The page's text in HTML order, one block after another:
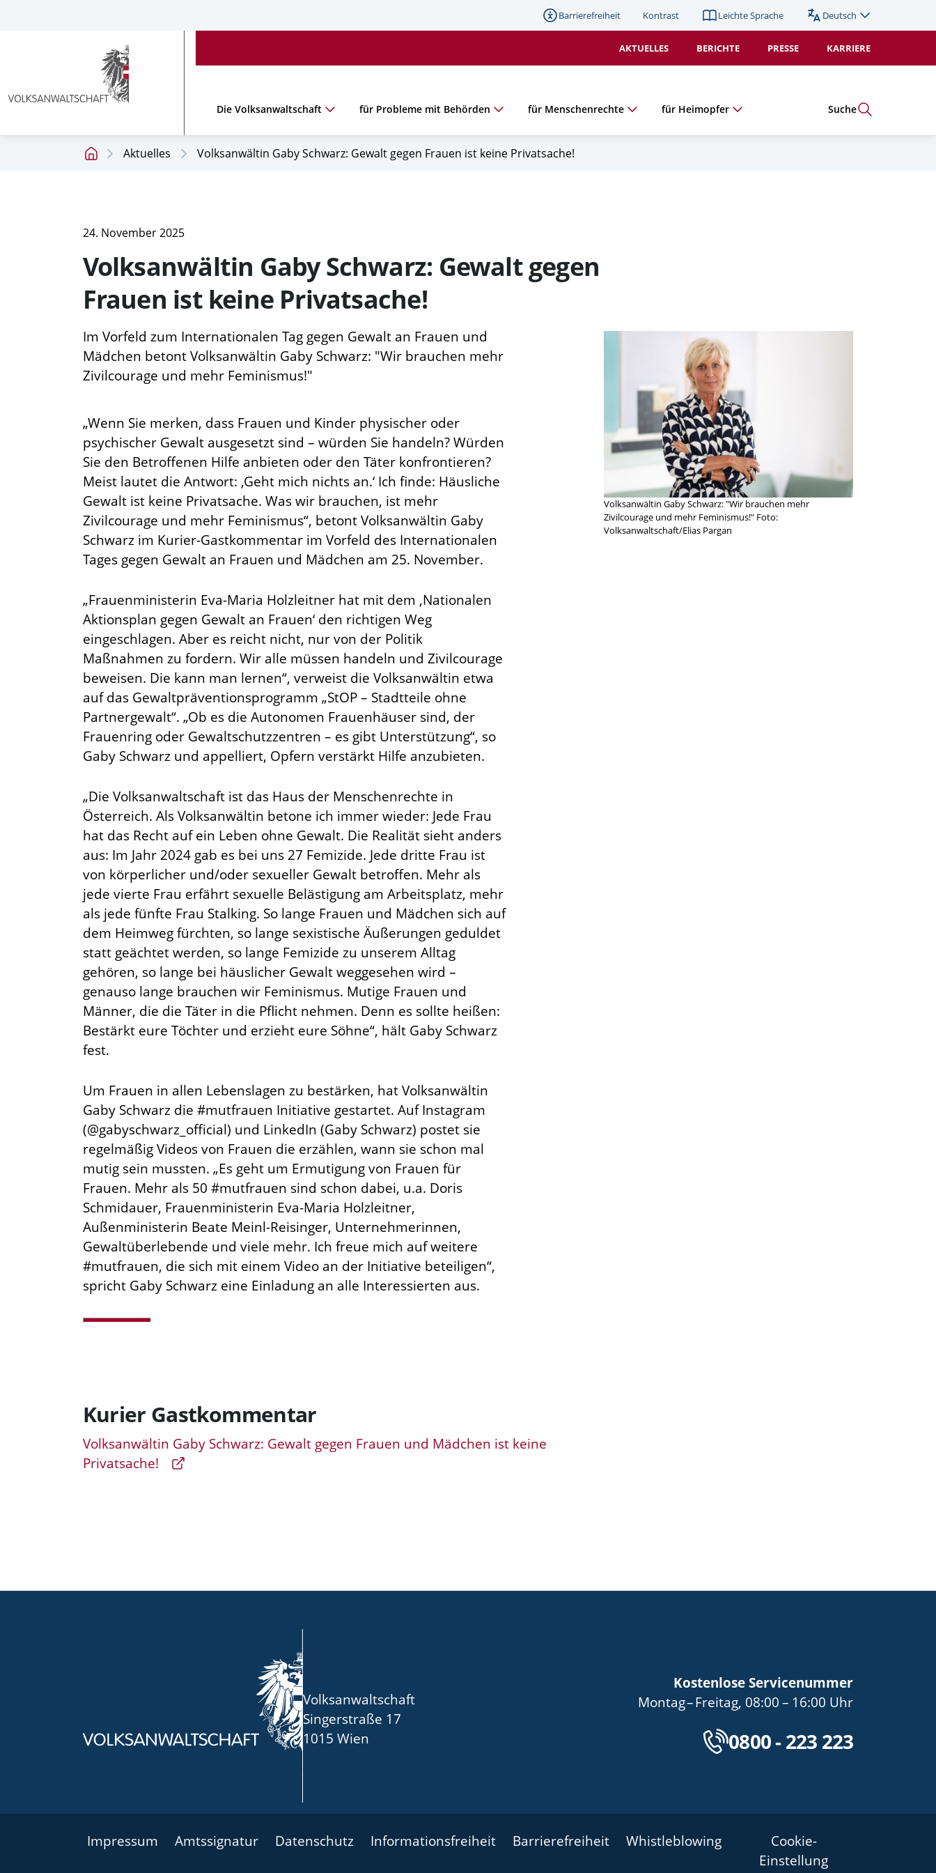
Barrierefreiheit Kontrast Leichte Sprache
Sprache
(Duplikat).
Aktiv:
Deutsch
zur
AKTUELLES BERICHTE PRESSE KARRIERE
Die Volksanwaltschaft für Probleme mit Behörden für Menschenrechte für Heimopfer Suche
StartseiteAktuelles Volksanwältin Gaby Schwarz: Gewalt gegen Frauen ist keine Privatsache!
24. November 2025
Volksanwältin Gaby Schwarz: Gewalt gegen
Frauen ist keine Privatsache!
Im Vorfeld zum Internationalen Tag gegen Gewalt an Frauen und
Mädchen betont Volksanwältin Gaby Schwarz: "Wir brauchen mehr
Zivilcourage und mehr Feminismus!"
„Wenn Sie merken, dass Frauen und Kinder physischer oder
psychischer Gewalt ausgesetzt sind – würden Sie handeln? Würden
Sie den Betroffenen Hilfe anbieten oder den Täter konfrontieren?
Meist lautet die Antwort: ‚Geht mich nichts an.‘ Ich finde: Häusliche
Gewalt ist keine Privatsache. Was wir brauchen, ist mehr
Zivilcourage und mehr Feminismus“, betont Volksanwältin Gaby
Schwarz im Kurier-Gastkommentar im Vorfeld des Internationalen
Tages gegen Gewalt an Frauen und Mädchen am 25. November.
„Frauenministerin Eva-Maria Holzleitner hat mit dem ‚Nationalen
Aktionsplan gegen Gewalt an Frauen‘ den richtigen Weg
eingeschlagen. Aber es reicht nicht, nur von der Politik
Maßnahmen zu fordern. Wir alle müssen handeln und Zivilcourage
beweisen. Die kann man lernen“, verweist die Volksanwältin etwa
auf das Gewaltpräventionsprogramm „StOP – Stadtteile ohne
Partnergewalt“. „Ob es die Autonomen Frauenhäuser sind, der
Frauenring oder Gewaltschutzzentren – es gibt Unterstützung“, so
Gaby Schwarz und appelliert, Opfern verstärkt Hilfe anzubieten.
„Die Volksanwaltschaft ist das Haus der Menschenrechte in
Österreich. Als Volksanwältin betone ich immer wieder: Jede Frau
hat das Recht auf ein Leben ohne Gewalt. Die Realität sieht anders
aus: Im Jahr 2024 gab es bei uns 27 Femizide. Jede dritte Frau ist
von körperlicher und/oder sexueller Gewalt betroffen. Mehr als
jede vierte Frau erfährt sexuelle Belästigung am Arbeitsplatz, mehr
als jede fünfte Frau Stalking. So lange Frauen und Mädchen sich auf
dem Heimweg fürchten, so lange sexistische Äußerungen geduldet
statt geächtet werden, so lange Femizide zu unserem Alltag
gehören, so lange bei häuslicher Gewalt weggesehen wird –
genauso lange brauchen wir Feminismus. Mutige Frauen und
Männer, die die Täter in die Pflicht nehmen. Denn es sollte heißen:
Bestärkt eure Töchter und erzieht eure Söhne“, hält Gaby Schwarz
fest.
Um Frauen in allen Lebenslagen zu bestärken, hat Volksanwältin
Gaby Schwarz die #mutfrauen Initiative gestartet. Auf Instagram
(@gabyschwarz_official) und LinkedIn (Gaby Schwarz) postet sie
regelmäßig Videos von Frauen die erzählen, wann sie schon mal
mutig sein mussten. „Es geht um Ermutigung von Frauen für
Frauen. Mehr als 50 #mutfrauen sind schon dabei, u.a. Doris
Schmidauer, Frauenministerin Eva-Maria Holzleitner,
Außenministerin Beate Meinl-Reisinger, Unternehmerinnen,
Gewaltüberlebende und viele mehr. Ich freue mich auf weitere
#mutfrauen, die sich mit einem Video an der Initiative beteiligen“,
spricht Gaby Schwarz eine Einladung an alle Interessierten aus.
Volksanwältin Gaby Schwarz: "Wir brauchen mehr
Zivilcourage und mehr Feminismus!" Foto:
Volksanwaltschaft/Elias Pargan
Kurier Gastkommentar
Volksanwältin Gaby Schwarz: Gewalt gegen Frauen und Mädchen ist keine
Privatsache!
Volksanwaltschaft
Singerstraße 17
1015 Wien
Kostenlose Servicenummer
Montagbis
–Freitag, von
08:00– bis
16:00 Uhr
Kostenlose
0800 - 223 223
Impressum Amtssignatur Datenschutz Informationsfreiheit Barrierefreiheit Whistleblowing
Cookie-
Einstellung